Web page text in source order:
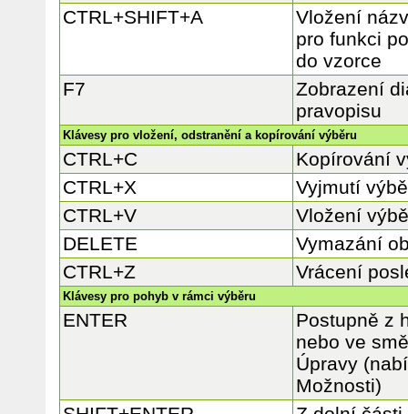
CTRL+SHIFT+A
Vložení
pro funkci
do vzorce
F7
Zobrazení
pravopisu
Klávesy pro vložení, odstranění a kopírování výběru
CTRL+C
Kopírování
CTRL+X
Vyjmutí
CTRL+V
Vložení
DELETE
Vymazání
CTRL+Z
Vrácení
Klávesy pro pohyb v rámci výběru
ENTER
Postupně z
nebo ve
Úpravy
Možnosti)